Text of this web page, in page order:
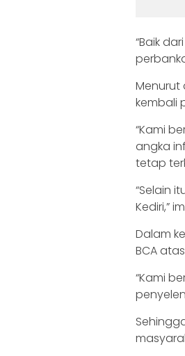
“Baik
Menurut
kembali
“Kami
angka
tetap
“Selain
Kediri,”
Dalam
BCA
“Kami